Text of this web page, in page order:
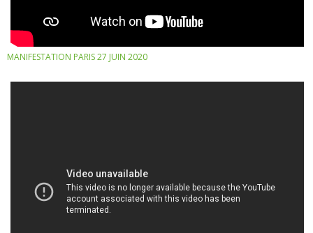
MANIFESTATION PARIS 27 JUIN 2020